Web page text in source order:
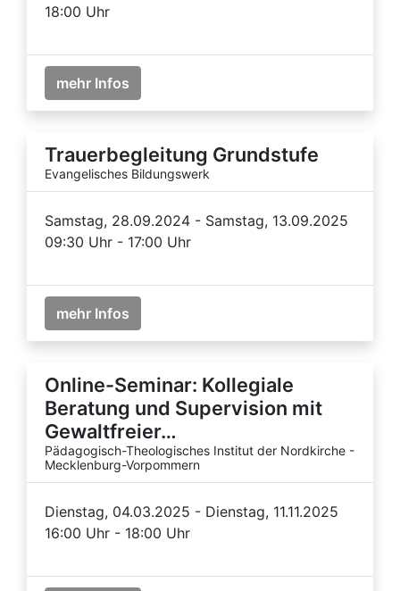
18:00 Uhr
mehr Infos
Trauerbegleitung Grundstufe
Evangelisches Bildungswerk
Samstag, 28.09.2024 - Samstag, 13.09.2025
09:30 Uhr - 17:00 Uhr
mehr Infos
Online-Seminar: Kollegiale
Beratung und Supervision mit
Gewaltfreier…
Pädagogisch-Theologisches Institut der Nordkirche -
Mecklenburg-Vorpommern
Dienstag, 04.03.2025 - Dienstag, 11.11.2025
16:00 Uhr - 18:00 Uhr